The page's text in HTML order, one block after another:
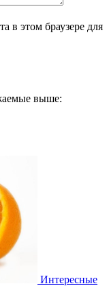
в этом браузере для
выше:
Интересные